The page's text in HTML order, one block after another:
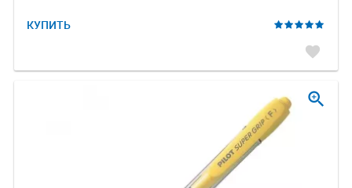
КУПИТЬ
favorite
zoom_in